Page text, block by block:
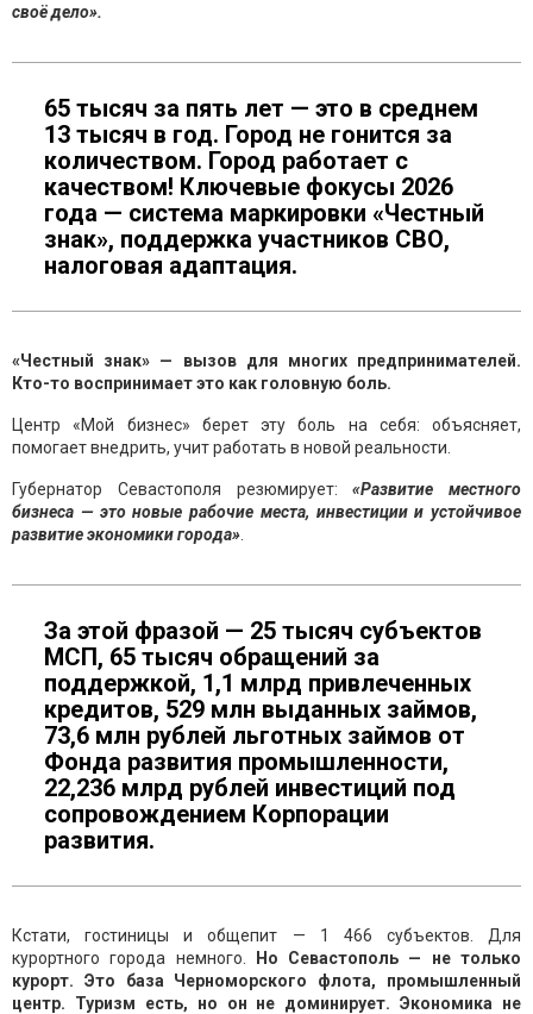
своё дело».
65 тысяч за пять лет — это в среднем
13 тысяч в год. Город не гонится за
количеством. Город работает с
качеством! Ключевые фокусы 2026
года — система маркировки «Честный
знак», поддержка участников СВО,
налоговая адаптация.
«Честный знак» — вызов для многих предпринимателей.
Кто-то воспринимает это как головную боль.
Центр «Мой бизнес» берет эту боль на себя: объясняет,
помогает внедрить, учит работать в новой реальности.
Губернатор Севастополя резюмирует:«Развитие местного
бизнеса — это новые рабочие места, инвестиции и устойчивое
развитие экономики города»
За этой фразой — 25 тысяч субъектов
МСП, 65 тысяч обращений за
поддержкой, 1,1 млрд привлеченных
кредитов, 529 млн выданных займов,
73,6 млн рублей льготных займов от
Фонда развития промышленности,
22,236 млрд рублей инвестиций под
сопровождением Корпорации
развития.
Кстати, гостиницы и общепит — 1 466 субъектов. Для
курортного города немного.
Но Севастополь — не только
курорт. Это база Черноморского флота, промышленный
центр. Туризм есть, но он не доминирует. Экономика не